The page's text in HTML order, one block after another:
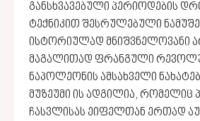
განსხვავებული პერიოდების
ტექნიკით შესრულებული
ისტორიულად მნიშვნელოვანი
მაგალითად ფრანგული
ნაპოლეონის ამსახველი
მუზეუმი ის ადგილია, რომელიც
ჩასვლისას ეიფელთან ერთად